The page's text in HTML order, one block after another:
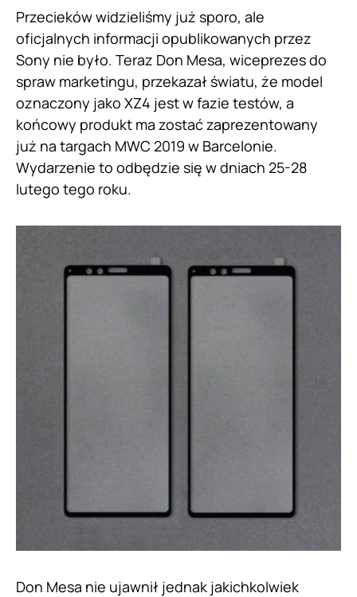
Przecieków widzieliśmy już sporo, ale
oficjalnych informacji opublikowanych przez
Sony nie było. Teraz Don Mesa, wiceprezes do
spraw marketingu, przekazał światu, że model
oznaczony jako XZ4 jest w fazie testów, a
końcowy produkt ma zostać zaprezentowany
już na targach MWC 2019 w Barcelonie.
Wydarzenie to odbędzie się w dniach 25-28
lutego tego roku.
Don Mesa nie ujawnił jednak jakichkolwiek